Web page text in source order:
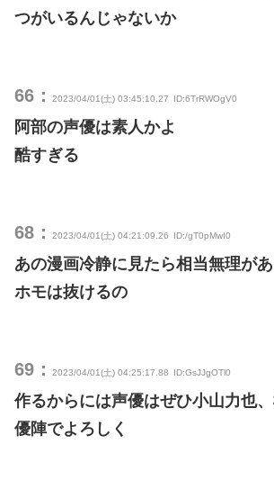
つがいるんじゃないか
66： 2023/04/01(土) 03:45:10.27 ID:6TrRWOgV0
阿部の声優は素人かよ
酷すぎる
68： 2023/04/01(土) 04:21:09.26 ID:/gT0pMwI0
あの漫画冷静に見たら相当無理が
ホモは抜けるの
69： 2023/04/01(土) 04:25:17.88 ID:GsJJgOTl0
作るからには声優はぜひ小山力也
優陣でよろしく